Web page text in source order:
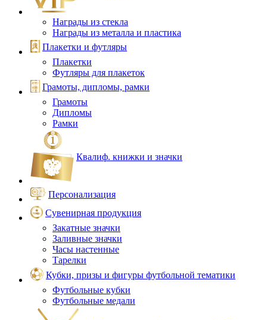
Награды из стекла
Награды из металла и пластика
Плакетки и футляры
Плакетки
Футляры для плакеток
Грамоты, дипломы, рамки
Грамоты
Дипломы
Рамки
Квалиф. книжки и значки
Персонализация
Сувенирная продукция
Закатные значки
Заливные значки
Часы настенные
Тарелки
Кубки, призы и фигуры футбольной тематики
Футбольные кубки
Футбольные медали